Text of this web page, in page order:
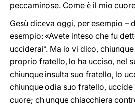
peccaminose. Come è il mio
Gesù diceva oggi, per esempio –
esempio: «Avete inteso che fu
ucciderai”. Ma io vi dico,
proprio fratello, lo ha ucciso, nel
chiunque insulta suo fratello, lo
chiunque odia suo fratello, uccide
cuore; chiunque chiacchiera